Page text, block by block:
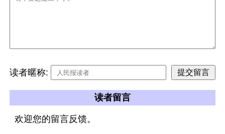
读者暱称:
读者留言
欢迎您的留言反馈。